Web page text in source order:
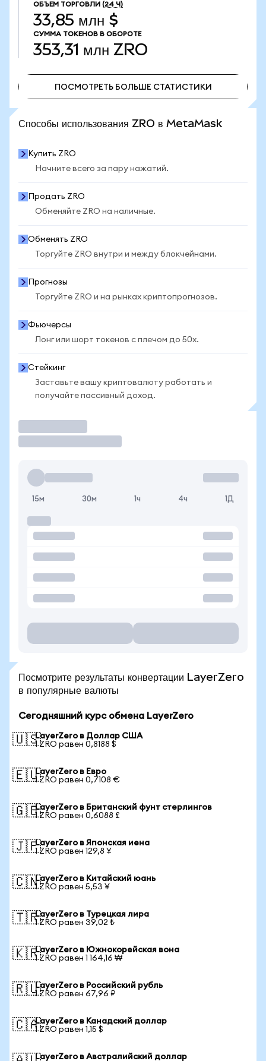
ОБЪЕМ ТОРГОВЛИ (24 Ч)
33,85 млн $
СУММА ТОКЕНОВ В ОБОРОТЕ
353,31 млн ZRO
ПОСМОТРЕТЬ БОЛЬШЕ СТАТИСТИКИ
Способы использования ZRO в MetaMask
Купить ZRO
Начните всего за пару нажатий.
Продать ZRO
Обменяйте ZRO на наличные.
Обменять ZRO
Торгуйте ZRO внутри и между блокчейнами.
Прогнозы
Торгуйте ZRO и на рынках криптопрогнозов.
Фьючерсы
Лонг или шорт токенов с плечом до 50x.
Стейкинг
Заставьте вашу криптовалюту работать и
получайте пассивный доход.
15м 30м 1ч 4ч 1Д
Посмотрите результаты конвертации LayerZero
в популярные валюты
Сегодняшний курс обмена LayerZero
🇺🇸LayerZero в Доллар США
1 ZRO равен 0,8188 $
🇪🇺LayerZero в Евро
1 ZRO равен 0,7108 €
🇬🇧LayerZero в Британский фунт стерлингов
1 ZRO равен 0,6088 £
🇯🇵LayerZero в Японская иена
1 ZRO равен 129,8 ¥
🇨🇳LayerZero в Китайский юань
1 ZRO равен 5,53 ¥
🇹🇷LayerZero в Турецкая лира
1 ZRO равен 39,02 ₺
🇰🇷LayerZero в Южнокорейская вона
1 ZRO равен 1 164,16 ₩
🇷🇺LayerZero в Российский рубль
1 ZRO равен 67,96 ₽
🇨🇦LayerZero в Канадский доллар
1 ZRO равен 1,15 $
LayerZero в Австралийский доллар